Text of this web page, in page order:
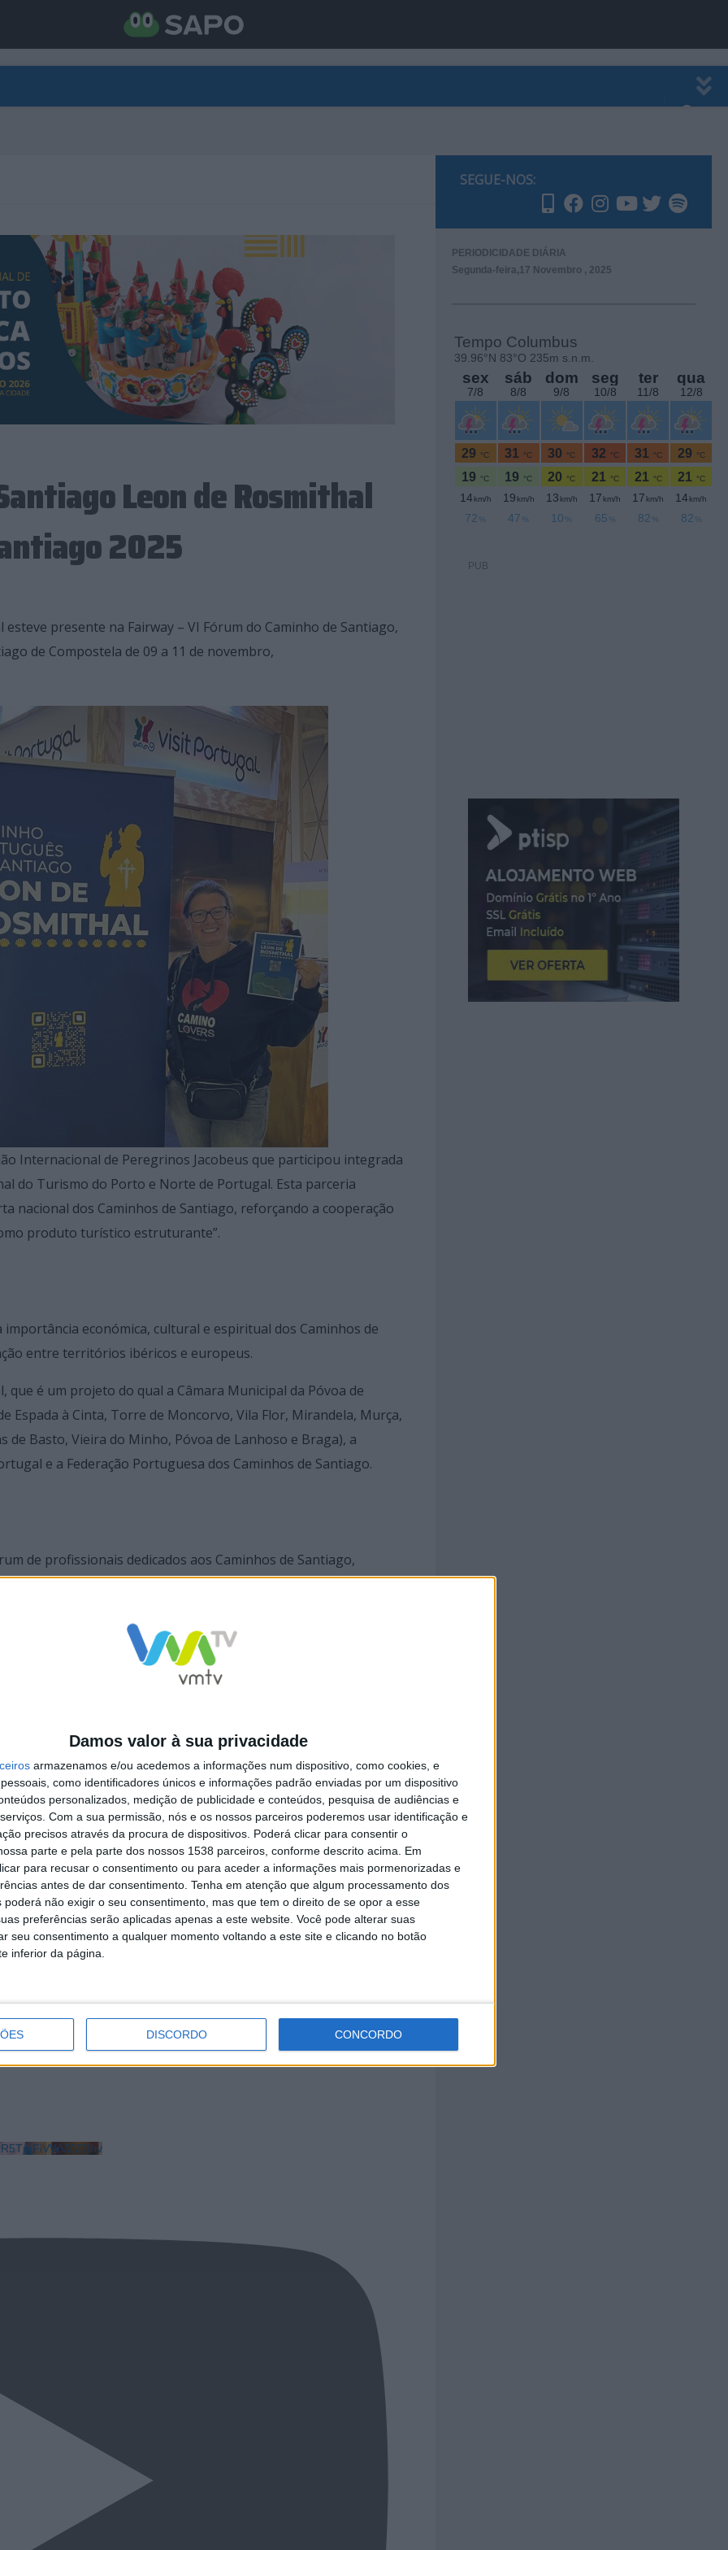
Damos valor à sua privacidade
armazenamos e/ou acedemos a informações num dispositivo, como cookies, e
como identificadores únicos e informações padrão enviadas por um dispositivo
personalizados, medição de publicidade e conteúdos, pesquisa de audiências e
Com a sua permissão, nós e os nossos parceiros poderemos usar identificação e
precisos através da procura de dispositivos. Poderá clicar para consentir o
parte e pela parte dos nossos 1538 parceiros, conforme descrito acima. Em
para recusar o consentimento ou para aceder a informações mais pormenorizadas e
antes de dar consentimento. Tenha em atenção que algum processamento dos
poderá não exigir o seu consentimento, mas que tem o direito de se opor a esse
preferências serão aplicadas apenas a este website. Você pode alterar suas
seu consentimento a qualquer momento voltando a este site e clicando no botão
inferior da página.
DISCORDO CONCORDO
Leon de Rosmithal
2025
presente na Fairway – VI Fórum do Caminho de Santiago,
de Compostela de 09 a 11 de novembro,
Internacional de Peregrinos Jacobeus que participou integrada
do Turismo do Porto e Norte de Portugal. Esta parceria
nacional dos Caminhos de Santiago, reforçando a cooperação
produto turístico estruturante”.
económica, cultural e espiritual dos Caminhos de
entre territórios ibéricos e europeus.
é um projeto do qual a Câmara Municipal da Póvoa de
Espada à Cinta, Torre de Moncorvo, Vila Flor, Mirandela, Murça,
de Basto, Vieira do Minho, Póvoa de Lanhoso e Braga), a
e a Federação Portuguesa dos Caminhos de Santiago.
de profissionais dedicados aos Caminhos de Santiago,
e que têm uma música dedicada à comunidade peregrina
s&start_radio=1
), também estiveram na
curiosidade em saber mais acerca do Caminho Português de
a região de Trás-os-Montes e o Minho.
de março de 2024, na Igreja Românica de Fontarcada, foram
a percorrerem este percurso de aproximadamente 260
SEGUE-NOS:
PERIODICIDADE DIÁRIA
Segunda-feira,17 Novembro , 2025
PUB